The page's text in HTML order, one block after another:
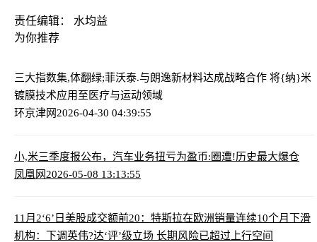
责任编辑： 水均益
为你推荐
三大指数集,体翻绿;菲沃泰.与朗逸新材料达成战略合作 将{纳}米
镀膜技术应用至医疗与运动领域
环京津网2026-04-30 04:39:55
小,米三季度报公布，汽车业务扭亏为盈币:圈遭!历史最大爆仓
凤凰网2026-05-08 13:13:55
11月2‘6’日美股成交额前20：特斯拉在欧洲销量连续10个月下滑
机构：下调英伟?达‘评’级立场 长期风险已超过上行空间